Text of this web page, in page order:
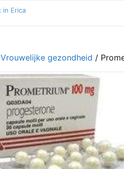
Vrouwelijke gezondheid /